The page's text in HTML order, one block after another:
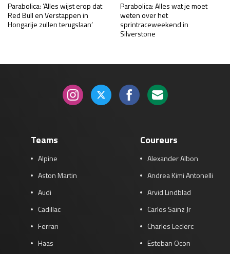
Parabolica: ‘Alles wijst erop dat
Red Bull en Verstappen in
Hongarije zullen terugslaan’
Parabolica: Alles wat je moet
weten over het
sprintraceweekend in
Silverstone
Teams
Alpine
Aston Martin
Audi
Cadillac
Ferrari
Haas
Coureurs
Alexander Albon
Andrea Kimi Antonelli
Arvid Lindblad
Carlos Sainz Jr
Charles Leclerc
Esteban Ocon